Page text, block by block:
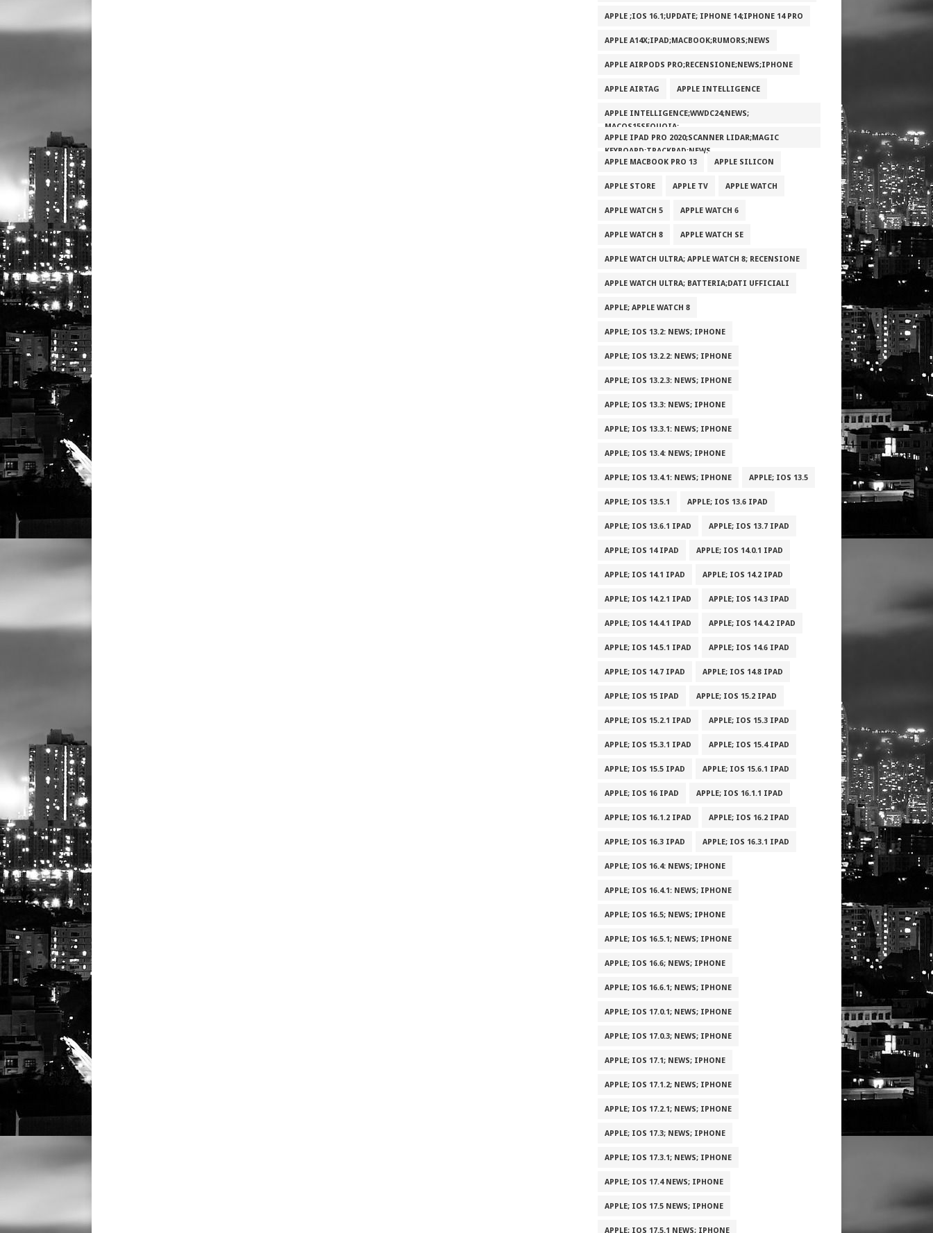
APPLE ;IOS 16.1;UPDATE; IPHONE 14;IPHONE 14 PRO
APPLE A14X;IPAD;MACBOOK;RUMORS;NEWS
APPLE AIRPODS PRO;RECENSIONE;NEWS;IPHONE
APPLE AIRTAG APPLE INTELLIGENCE
APPLE INTELLIGENCE;WWDC24;NEWS;
MACOS15SEQUOIA;
APPLE IPAD PRO 2020;SCANNER LIDAR;MAGIC
KEYBOARD;TRACKPAD;NEWS
APPLE MACBOOK PRO 13
APPLE SILICON
APPLE STORE APPLE TV APPLE WATCH
APPLE WATCH 5 APPLE WATCH 6
APPLE WATCH 8 APPLE WATCH SE
APPLE WATCH ULTRA; APPLE WATCH 8; RECENSIONE
APPLE WATCH ULTRA; BATTERIA;DATI UFFICIALI
APPLE; APPLE WATCH 8
APPLE; IOS 13.2: NEWS; IPHONE
APPLE; IOS 13.2.2: NEWS; IPHONE
APPLE; IOS 13.2.3: NEWS; IPHONE
APPLE; IOS 13.3: NEWS; IPHONE
APPLE; IOS 13.3.1: NEWS; IPHONE
APPLE; IOS 13.4: NEWS; IPHONE
APPLE; IOS 13.4.1: NEWS; IPHONE APPLE; IOS 13.5
APPLE; IOS 13.5.1 APPLE; IOS 13.6 IPAD
APPLE; IOS 13.6.1 IPAD APPLE; IOS 13.7 IPAD
APPLE; IOS 14 IPAD APPLE; IOS 14.0.1 IPAD
APPLE; IOS 14.1 IPAD APPLE; IOS 14.2 IPAD
APPLE; IOS 14.2.1 IPAD APPLE; IOS 14.3 IPAD
APPLE; IOS 14.4.1 IPAD APPLE; IOS 14.4.2 IPAD
APPLE; IOS 14.5.1 IPAD APPLE; IOS 14.6 IPAD
APPLE; IOS 14.7 IPAD APPLE; IOS 14.8 IPAD
APPLE; IOS 15 IPAD APPLE; IOS 15.2 IPAD
APPLE; IOS 15.2.1 IPAD APPLE; IOS 15.3 IPAD
APPLE; IOS 15.3.1 IPAD APPLE; IOS 15.4 IPAD
APPLE; IOS 15.5 IPAD APPLE; IOS 15.6.1 IPAD
APPLE; IOS 16 IPAD APPLE; IOS 16.1.1 IPAD
APPLE; IOS 16.1.2 IPAD APPLE; IOS 16.2 IPAD
APPLE; IOS 16.3 IPAD APPLE; IOS 16.3.1 IPAD
APPLE; IOS 16.4: NEWS; IPHONE
APPLE; IOS 16.4.1: NEWS; IPHONE
APPLE; IOS 16.5; NEWS; IPHONE
APPLE; IOS 16.5.1; NEWS; IPHONE
APPLE; IOS 16.6; NEWS; IPHONE
APPLE; IOS 16.6.1; NEWS; IPHONE
APPLE; IOS 17.0.1; NEWS; IPHONE
APPLE; IOS 17.0.3; NEWS; IPHONE
APPLE; IOS 17.1; NEWS; IPHONE
APPLE; IOS 17.1.2; NEWS; IPHONE
APPLE; IOS 17.2.1; NEWS; IPHONE
APPLE; IOS 17.3; NEWS; IPHONE
APPLE; IOS 17.3.1; NEWS; IPHONE
APPLE; IOS 17.4 NEWS; IPHONE
APPLE; IOS 17.5 NEWS; IPHONE
APPLE; IOS 17.5.1 NEWS; IPHONE